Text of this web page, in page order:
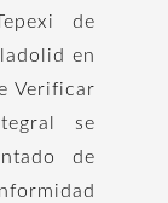
de
en
Verificar
se
de